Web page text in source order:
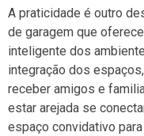
A praticidade é outro
de garagem que
inteligente dos
integração dos
receber amigos e
estar arejada se
espaço convidativo